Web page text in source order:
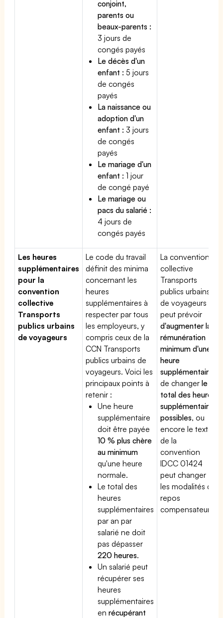
conjoint,
parents ou
beaux-parents :
3 jours de
congés payés
Le décès d'un
enfant : 5 jours
de congés
payés
La naissance ou
adoption d'un
enfant : 3 jours
de congés
payés
Le mariage d'un
enfant : 1 jour
de congé payé
Le mariage ou
pacs du salarié :
4 jours de
congés payés
Les heures
supplémentaires
pour la
convention
collective
Transports
publics urbains
de voyageurs
Le code du travail
définit des minima
concernant les
heures
supplémentaires à
respecter par tous
les employeurs, y
compris ceux de la
CCN Transports
publics urbains de
voyageurs. Voici les
principaux points à
retenir :
Une heure
supplémentaire
doit être payée
10 % plus chère
au minimum
qu'une heure
normale.
Le total des
heures
supplémentaires
par an par
salarié ne doit
pas dépasser
220 heures.
Un salarié peut
récupérer ses
heures
supplémentaires
enrécupérant
La convention
collective
Transports
publics urbains
de voyageurs
peut prévoir
d'augmenter la
rémunération
minimum d'une
heure
supplémentaire
de changerle
total des heures
supplémentaires
possibles, ou
encore le texte
de la
convention
IDCC 01424
peut changer
les modalités du
repos
compensateur.